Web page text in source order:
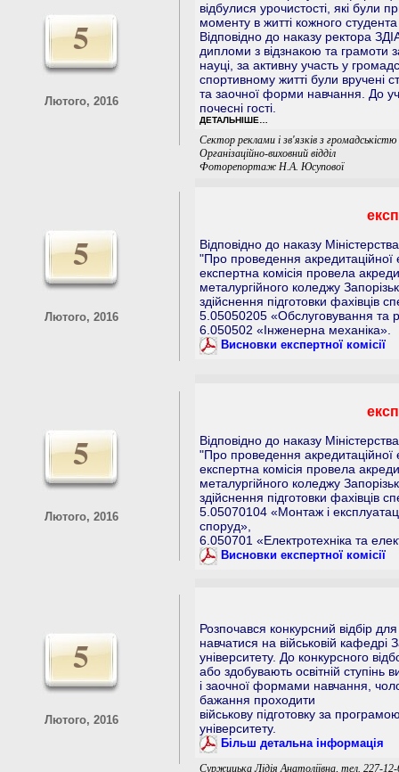
5
Лютого, 2016
відбулися урочистості, які були
моменту в житті кожного
Відповідно до наказу ректора
дипломи з відзнакою та грамоти
науці, за активну участь у
спортивному житті були вручені
та заочної форми навчання. До
почесні гості.
ДЕТАЛЬНІШЕ…
Сектор реклами і зв'язків з громадськістю
Організаційно-виховний відділ
Фоторепортаж Н.А. Юсупової
5
Лютого, 2016
Відповідно до наказу
"Про проведення
експертна комісія провела
металургійного коледжу
здійснення підготовки фахівців
5.05050205 «Обслуговування та
6.050502 «Інженерна механіка».
Висновки експертної комісії
5
Лютого, 2016
Відповідно до наказу
"Про проведення
експертна комісія провела
металургійного коледжу
здійснення підготовки фахівців
5.05070104 «Монтаж і
споруд»,
6.050701 «Електротехніка та
Висновки експертної комісії
5
Лютого, 2016
Розпочався конкурсний відбір
навчатися на військовій кафедрі
університету. До конкурсного
або здобувають освітній ступінь
і заочної формами навчання,
бажання проходити
військову підготовку за
університету.
Більш детальна інформація
Суржицька Лідія Анатоліївна, тел. 227-